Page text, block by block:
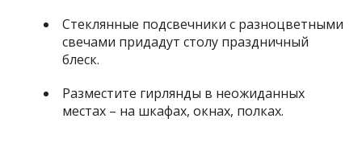
Стеклянные подсвечники с разноцветными
свечами придадут столу праздничный
блеск.
Разместите гирлянды в неожиданных
местах – на шкафах, окнах, полках.